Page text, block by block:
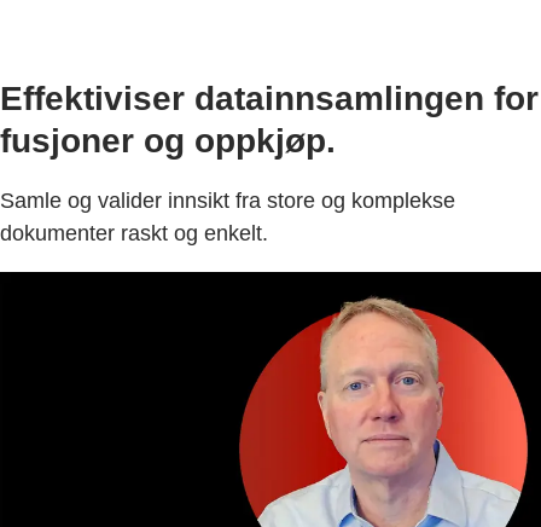
Effektiviser datainnsamlingen for
fusjoner og oppkjøp.
Samle og valider innsikt fra store og komplekse
dokumenter raskt og enkelt.